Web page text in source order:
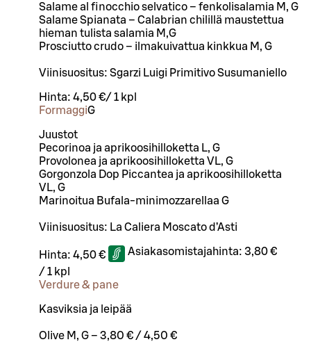
Salame al finocchio selvatico – fenkolisalamia M, G
Salame Spianata – Calabrian chilillä maustettua
hieman tulista salamia M,G
Prosciutto crudo – ilmakuivattua kinkkua M, G
Viinisuositus: Sgarzi Luigi Primitivo Susumaniello
Hinta: 4,50 €/ 1 kpl
FormaggiG
Juustot
Pecorinoa ja aprikoosihilloketta L, G
Provolonea ja aprikoosihilloketta VL, G
Gorgonzola Dop Piccantea ja aprikoosihilloketta
VL, G
Marinoitua Bufala-minimozzarellaa G
Viinisuositus: La Caliera Moscato d’Asti
Hinta: 4,50 € Asiakasomistajahinta: 3,80 €
/ 1 kpl
Verdure & pane
Kasviksia ja leipää
Olive M, G – 3,80 € / 4,50 €